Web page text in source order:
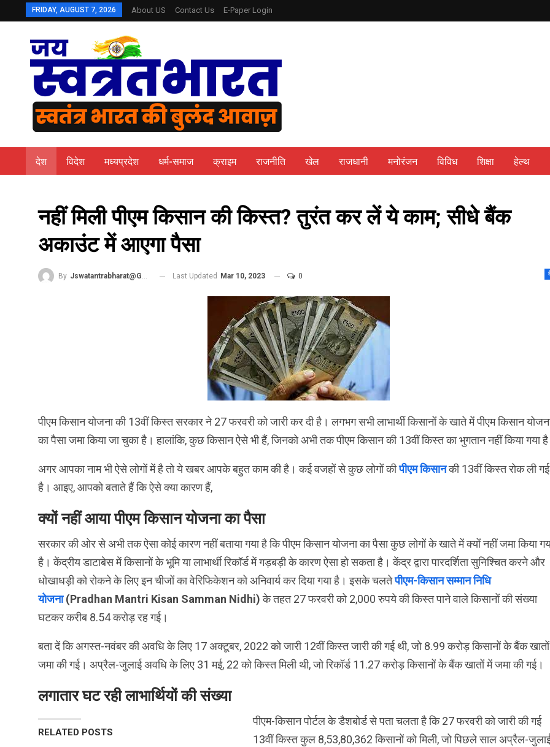
FRIDAY, AUGUST 7, 2026 About US Contact Us E-Paper Login
देश विदेश मध्यप्रदेश धर्म-समाज क्राइम राजनीति खेल राजधानी मनोरंजन विविध शिक्षा हेल्थ
नहीं मिली पीएम किसान की किस्त? तुरंत कर लें ये काम; सीधे बैंक
अकाउंट में आएगा पैसा
By Jswatantrabharat@gmail.com Last Updated Mar 10, 2023 0
पीएम किसान योजना की 13वीं किस्त सरकार ने 27 फरवरी को जारी कर दी है। लगभग सभी लाभार्थी किसानों के खाते में पीएम किसान
का पैसा जमा किया जा चुका है। हालांकि, कुछ किसान ऐसे भी हैं, जिनको अभी तक पीएम किसान की 13वीं किस्त का भुगतान नहीं किया गया
अगर आपका नाम भी ऐसे लोगों में है तो ये खबर आपके बहुत काम की है। कई वजहों से कुछ लोगों कीपीएम किसानकी 13वीं किस्त रोक ली गई
है। आइए, आपको बताते हैं कि ऐसे क्या कारण हैं,
क्यों नहीं आया पीएम किसान योजना का पैसा
सरकार की ओर से अभी तक ऐसा कोई कारण नहीं बताया गया है कि पीएम किसान योजना का पैसा कुछ लोगों के खाते में क्यों नहीं जमा किया
है। केंद्रीय डाटाबेस में किसानों के भूमि या लाभार्थी रिकॉर्ड में गड़बड़ी के कारण ऐसा हो सकता है। केंद्र द्वारा पारदर्शिता सुनिश्चित करने और
धोखाधड़ी को रोकने के लिए इन चीजों का वेरिफिकेशन को अनिवार्य कर दिया गया है। इसके चलतेपीएम-किसान सम्मान निधि
योजना (Pradhan Mantri Kisan Samman Nidhi)के तहत 27 फरवरी को 2,000 रुपये की किस्त पाने वाले किसानों की संख्या
घटकर करीब 8.54 करोड़ रह गई।
बता दें कि अगस्त-नवंबर की अवधि के लिए 17 अक्टूबर, 2022 को जारी 12वीं किस्त जारी की गई थी, जो 8.99 करोड़ किसानों के बैंक
जमा की गई। अप्रैल-जुलाई अवधि के लिए 31 मई, 22 को किस्त मिली थी, जो रिकॉर्ड 11.27 करोड़ किसानों के बैंक खातों में जमा की गई।
लगातार घट रही लाभार्थियों की संख्या
RELATED POSTS
पीएम-किसान पोर्टल के डैशबोर्ड से पता चलता है कि 27 फरवरी को जारी की गई
13वीं किस्त कुल 8,53,80,362 किसानों को मिली, जो पिछले साल अप्रैल-